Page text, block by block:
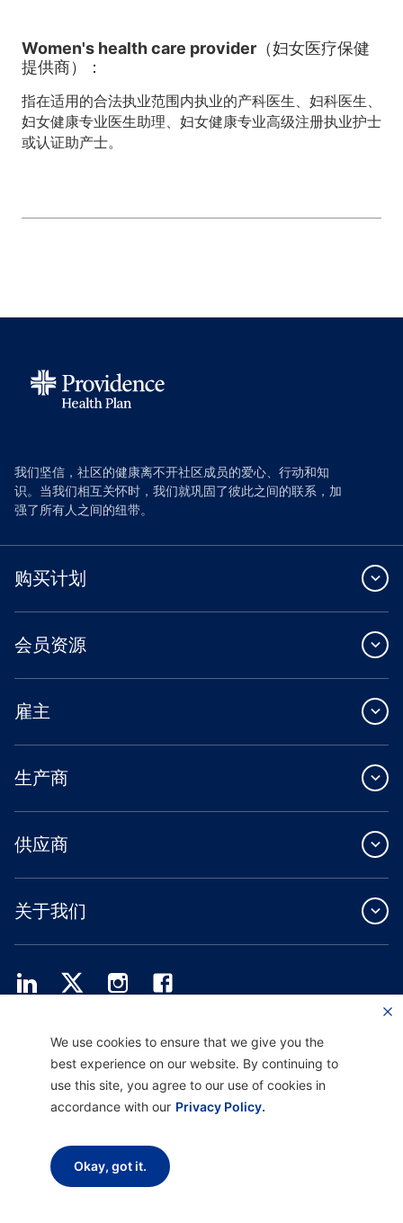
Women's health care provider（妇女医疗保健
提供商）：
指在适用的合法执业范围内执业的产科医生、妇科医生、
妇女健康专业医生助理、妇女健康专业高级注册执业护士
或认证助产士。
我们坚信，社区的健康离不开社区成员的爱心、行动和知
识。当我们相互关怀时，我们就巩固了彼此之间的联系，加
强了所有人之间的纽带。
购买计划
会员资源
雇主
生产商
供应商
关于我们
Providence Health Plan 提供商业团体、个人健康保障和 ASO 服务。
Medicare 和俄勒冈州健康计划签有合同。Providence Health Assurance 的注册取决
于合同续约。
免责声明 | 隐私惯例通知
版权所有 © 2026 Providence Health Plan、 Providence Plan Partners 和
We use cookies to ensure that we give you the
best experience on our website. By continuing to
use this site, you agree to our use of cookies in
accordance with our Privacy Policy.
Okay, got it.